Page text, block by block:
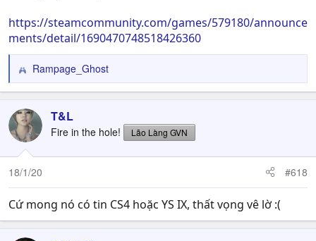
https://steamcommunity.com/games/579180/announce
ments/detail/1690470748518426360
R
e
c
t
i
o
n
s
Rampage_Ghost
T&L
Fire in the hole! Lão Làng GVN
18/1/20 #618
Cứ mong nó có tin CS4 hoặc YS IX, thất vọng vê lờ :(